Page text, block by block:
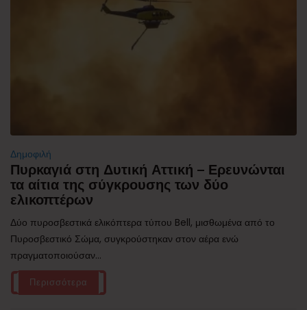
Δημοφιλή
Πυρκαγιά στη Δυτική Αττική – Ερευνώνται
τα αίτια της σύγκρουσης των δύο
ελικοπτέρων
Δύο πυροσβεστικά ελικόπτερα τύπου Bell, μισθωμένα από το
Πυροσβεστικό Σώμα, συγκρούστηκαν στον αέρα ενώ
πραγματοποιούσαν...
Περισσότερα